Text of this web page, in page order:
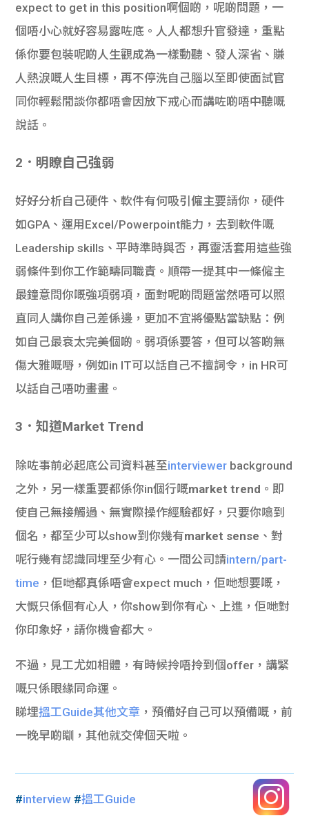
expect to get in this position啊個啲，呢啲問題，一
個唔小心就好容易露咗底。人人都想升官發達，重點
係你要包裝呢啲人生觀成為一樣動聽、發人深省、賺
人熱淚嘅人生目標，再不停洗自己腦以至即使面試官
同你輕鬆閒談你都唔會因放下戒心而講咗啲唔中聽嘅
說話。
2．明瞭自己強弱
好好分析自己硬件、軟件有何吸引僱主要請你，硬件
如GPA、運用Excel/Powerpoint能力，去到軟件嘅
Leadership skills、平時準時與否，再靈活套用這些強
弱條件到你工作範疇同職責。順帶一提其中一條僱主
最鐘意問你嘅強項弱項，面對呢啲問題當然唔可以照
直同人講你自己差係邊，更加不宜將優點當缺點：例
如自己最衰太完美個啲。弱項係要答，但可以答啲無
傷大雅嘅嘢，例如in IT可以話自己不擅詞令，in HR可
以話自己唔叻畫畫。
3．知道Market Trend
除咗事前必起底公司資料甚至interviewer background
之外，另一樣重要都係你in個行嘅market trend 。即
使自己無接觸過、無實際操作經驗都好，只要你噏到
個名，都至少可以show到你幾有market sense 、對
呢行幾有認識同埋至少有心。一間公司請intern/part-
time ，佢哋都真係唔會expect much，佢哋想要嘅，
大慨只係個有心人，你show到你有心、上進，佢哋對
你印象好，請你機會都大。
不過，見工尤如相體，有時候拎唔拎到個offer，講緊
嘅只係眼緣同命運。
睇埋搵工Guide其他文章 ，預備好自己可以預備嘅，前
一晚早啲瞓，其他就交俾個天啦。
#interview #搵工Guide